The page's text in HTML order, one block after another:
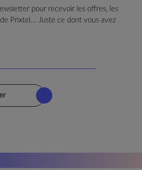
pour recevoir les offres, les
Prixtel... Juste ce dont vous avez